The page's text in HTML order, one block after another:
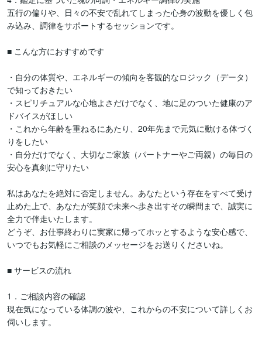
五行の偏りや、日々の不安で乱れてしまった心身の波動を優しく包
み込み、調律をサポートするセッションです。
■ こんな方におすすめです
・自分の体質や、エネルギーの傾向を客観的なロジック（データ）
で知っておきたい
・スピリチュアルな心地よさだけでなく、地に足のついた健康のア
ドバイスがほしい
・これから年齢を重ねるにあたり、20年先まで元気に動ける体づく
りをしたい
・自分だけでなく、大切なご家族（パートナーやご両親）の毎日の
安心を真剣に守りたい
私はあなたを絶対に否定しません。あなたという存在をすべて受け
止めた上で、あなたが笑顔で未来へ歩き出すその瞬間まで、誠実に
全力で伴走いたします。
どうぞ、お仕事終わりに実家に帰ってホッとするような安心感で、
いつでもお気軽にご相談のメッセージをお送りくださいね。
■ サービスの流れ
1．ご相談内容の確認
現在気になっている体調の波や、これからの不安について詳しくお
伺いします。